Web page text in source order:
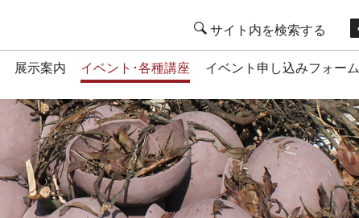
展示案内 イベント･各種講座 イベント申し込みフォーム